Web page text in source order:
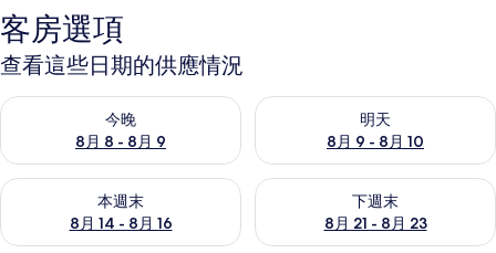
客房選項
查看這些日期的供應情況
今晚
8月 8 - 8月 9
查看今晚 (8月 8 - 8月 9) 的供應情況
明天
8月 9 - 8月 10
查看明天 (8月 9 - 8月 10) 的供
本週末
8月 14 - 8月 16
查看本週末 (8月 14 - 8月 16) 的供應情況
下週末
8月 21 - 8月 23
查看下週末 (8月 21 - 8月 23)